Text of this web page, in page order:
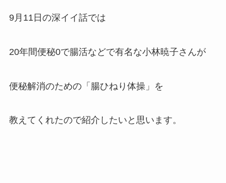
9月11日の深イイ話では
20年間便秘0で腸活などで有名な小林暁子さんが
便秘解消のための「腸ひねり体操」を
教えてくれたので紹介したいと思います。